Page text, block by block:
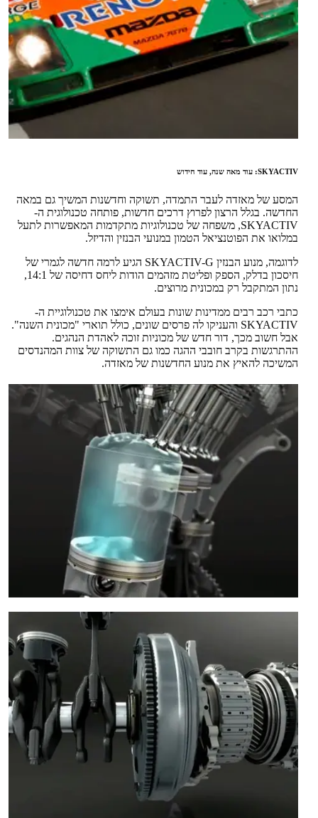
SKYACTIV: עוד מאה שנה, עוד חידוש
המסע של מאזדה לעבר התמדה, תשוקה וחדשנות המשיך גם במאה
החדשה. בגלל הרצון לפרוץ דרכים חדשות, פותחה טכנולוגית ה-
SKYACTIV, משפחה של טכנולוגיות מתקדמות המאפשרות לתעל
במלואו את הפוטנציאל הטמון במנועי הבנזין והדיזל.
לדוגמה, מנוע הבנזין SKYACTIV-G הגיע לרמה חדשה לגמרי של
חיסכון בדלק, הספק ופליטת מזהמים הודות ליחס דחיסה של 14:1,
נתון המתקבל רק במכונית מרוצים.
כתבי רכב רבים ממדינות שונות בעולם אימצו את טכנולוגיית ה-
SKYACTIV והעניקו לה פרסים שונים, כולל תוארי "מכונית השנה".
אבל חשוב מכך, דור חדש של מכוניות זוכה לאהדת הנהגים.
ההתרגשות בקרב חובבי ההגה כמו גם התשוקה של צוות המהנדסים
המשיכה להאיץ את מנוע החדשנות של מאזדה.